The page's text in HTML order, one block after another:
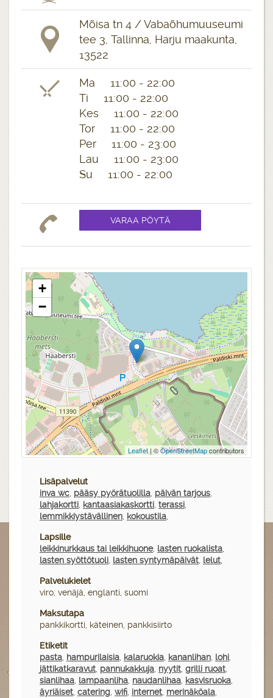
Mõisa tn 4 / Vabaõhumuuseumi
tee 3, Tallinna, Harju maakunta,
13522
Ma 11:00 - 22:00
Ti 11:00 - 22:00
Kes 11:00 - 22:00
Tor 11:00 - 22:00
Per 11:00 - 23:00
Lau 11:00 - 23:00
Su 11:00 - 22:00
+
−
Leaflet| ©OpenStreetMapcontributors
Lisäpalvelut
inva wc, pääsy pyörätuolilla, päivän tarjous,
lahjakortti, kantaasiakaskortti, terassi,
lemmikkiystävällinen, kokoustila,
Lapsille
leikkinurkkaus tai leikkihuone, lasten ruokalista,
lasten syöttötuoli, lasten syntymäpäivät, lelut,
Palvelukielet
viro, venäjä, englanti, suomi
Maksutapa
pankkikortti, käteinen, pankkisiirto
Etiketit
pasta, hampurilaisia, kalaruokia, kananlihan, lohi,
jättikatkaravut, pannukakkuja, nyytit, grilli ruoat,
sianlihaa, lampaanliha, naudanlihaa, kasvisruoka,
äyriäiset, catering, wifi, internet, merinäköala,